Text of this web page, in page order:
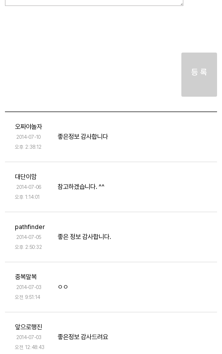
등 록
오짜야놀자
2014-07-10
오후 2:38:12
좋은정보 감사합니다
대단이맘
2014-07-06
오후 1:14:01
참고하겠습니다. ^^
pathfinder
2014-07-05
오후 2:50:32
좋은 정보 감사합니다.
중복말복
2014-07-03
오전 9:51:14
ㅇㅇ
앞으로행진
2014-07-03
오전 12:48:43
좋은정보 감사드려요